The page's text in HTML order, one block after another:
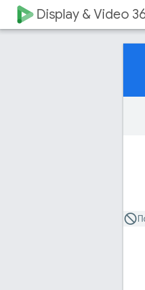
Display & Video